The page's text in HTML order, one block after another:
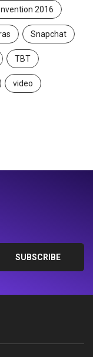
2016
Snapchat
TBT
video